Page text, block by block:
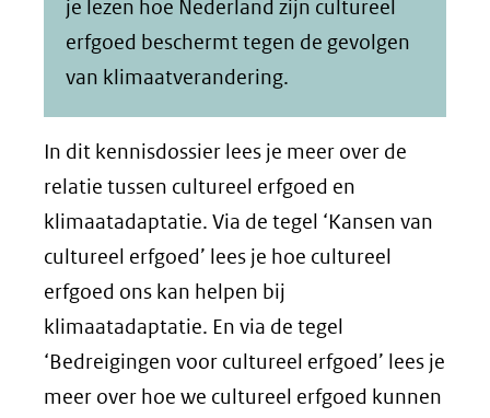
in
nieuw
(verwijst
naar
een
andere
website)
je lezen hoe Nederland zijn cultureel
erfgoed beschermt tegen de gevolgen
van klimaatverandering.
In dit kennisdossier lees je meer over de
relatie tussen cultureel erfgoed en
klimaatadaptatie. Via de tegel ‘Kansen van
cultureel erfgoed’ lees je hoe cultureel
erfgoed ons kan helpen bij
klimaatadaptatie. En via de tegel
‘Bedreigingen voor cultureel erfgoed’ lees je
meer over hoe we cultureel erfgoed kunnen